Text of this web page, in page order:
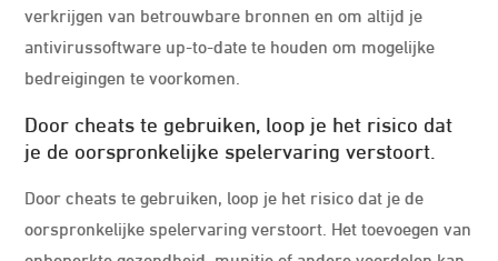
verkrijgen van betrouwbare bronnen en om altijd je
antivirussoftware up-to-date te houden om mogelijke
bedreigingen te voorkomen.
Door cheats te gebruiken, loop je het risico dat
je de oorspronkelijke spelervaring verstoort.
Door cheats te gebruiken, loop je het risico dat je de
oorspronkelijke spelervaring verstoort. Het toevoegen van